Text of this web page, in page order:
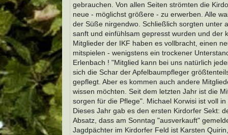
gebrauchen. Von allen Seiten strömten die
neue - möglichst größere - zu erwerben. Alle
der Süße nirgendwo. Schließlich sorgten unter
sanft und einfühlsam gepresst wurden und der
Mitglieder der IKF haben es vollbracht, einen
mitspielen - wenigstens ein trockener
Erlenbach ! "Mitglied kann bei uns natürlich
sich die Schar der Apfelbaumpfleger
gepflegt. Aber es kommen auch andere
wissen möchten. Seit dem letzten Jahr ist die
sorgen für die Pflege". Michael Korwisi ist voll
Dieses Jahr gab es den ersten Kirdorfer Sekt:
Absatz, dass am Sonntag "ausverkauft"
Jagdpächter im Kirdorfer Feld ist Karsten